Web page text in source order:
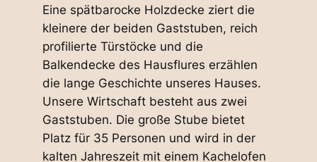
Eine spätbarocke Holzdecke ziert die
kleinere der beiden Gaststuben, reich
profilierte Türstöcke und die
Balkendecke des Hausflures erzählen
die lange Geschichte unseres Hauses.
Unsere Wirtschaft besteht aus zwei
Gaststuben. Die große Stube bietet
Platz für 35 Personen und wird in der
kalten Jahreszeit mit einem Kachelofen